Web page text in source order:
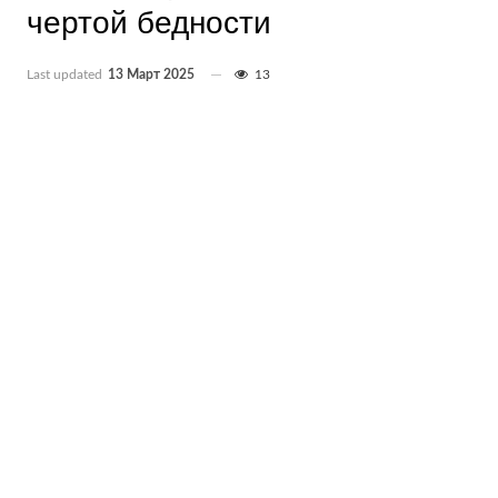
чертой бедности
Last updated 13 Март 2025 13